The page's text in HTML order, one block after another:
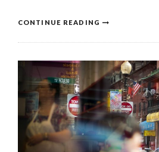
CONTINUE READING